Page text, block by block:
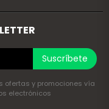
Suscríbete
ofertas y promociones vía
electrónicos